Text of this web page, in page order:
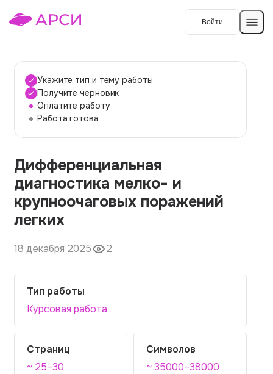
Войти
Темы работ
О сервисе
О компании
Наши гарантии
Порядок оплаты
Контакты
Укажите тип и тему работы
Получите черновик
Оплатите работу
Работа готова
Дифференциальная
диагностика мелко- и
крупноочаговых поражений
легких
18 декабря 2025 2
Тип работы
Курсовая работа
Страниц
~ 25–30
Символов
~ 35000–38000